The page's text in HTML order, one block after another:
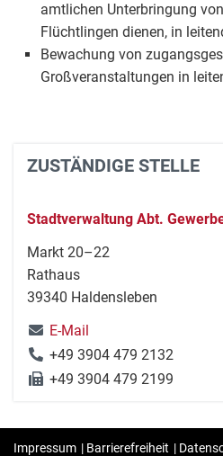
amtlichen Unterbringung
Flüchtlingen dienen, in
Bewachung von
Großveranstaltungen in
ZUSTÄNDIGE STELLE
Stadtverwaltung Abt.
Markt 20–22
Rathaus
39340 Haldensleben
E-Mail
+49 3904 479 2132
+49 3904 479 2199
Impressum | Barrierefreiheit |